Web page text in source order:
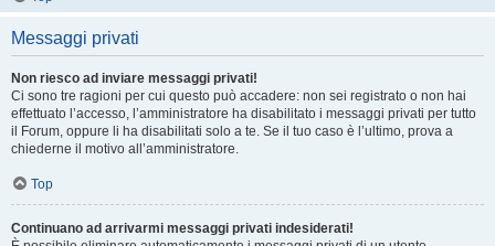
Messaggi privati
Non riesco ad inviare messaggi privati!
Ci sono tre ragioni per cui questo può accadere: non sei registrato o non hai
effettuato l’accesso, l’amministratore ha disabilitato i messaggi privati per tutto
il Forum, oppure li ha disabilitati solo a te. Se il tuo caso è l’ultimo, prova a
chiederne il motivo all’amministratore.
Top
Continuano ad arrivarmi messaggi privati indesiderati!